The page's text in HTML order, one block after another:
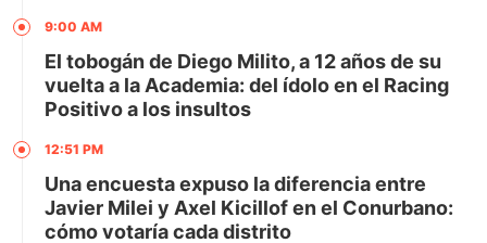
9:00 AM
El tobogán de Diego Milito, a 12 años de su
vuelta a la Academia: del ídolo en el Racing
Positivo a los insultos
12:51 PM
Una encuesta expuso la diferencia entre
Javier Milei y Axel Kicillof en el Conurbano:
cómo votaría cada distrito